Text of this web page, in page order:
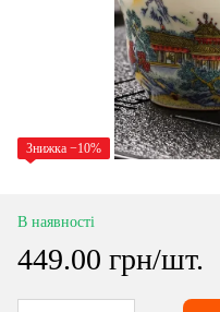
Знижка −10%
В наявності
449.00 грн/шт.